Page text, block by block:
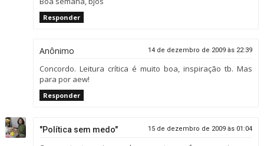
Responder
Anônimo 14 de dezembro de 2009 às 22:39
Concordo. Leitura crítica é muito boa, inspiração tb. Mas
para por aew!
Responder
"Política sem medo" 15 de dezembro de 2009 às 01:04